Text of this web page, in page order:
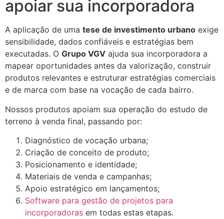
apoiar sua incorporadora
A aplicação de uma tese de investimento urbano exige
sensibilidade, dados confiáveis e estratégias bem
executadas. O Grupo VGV ajuda sua incorporadora a
mapear oportunidades antes da valorização, construir
produtos relevantes e estruturar estratégias comerciais
e de marca com base na vocação de cada bairro.
Nossos produtos apoiam sua operação do estudo de
terreno à venda final, passando por:
Diagnóstico de vocação urbana;
Criação de conceito de produto;
Posicionamento e identidade;
Materiais de venda e campanhas;
Apoio estratégico em lançamentos;
Software para gestão de projetos para
incorporadoras em todas estas etapas.